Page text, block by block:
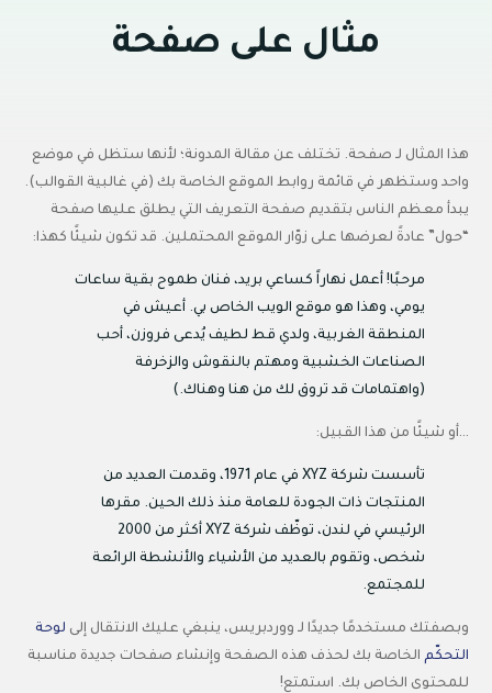
مثال على صفحة
هذا المثال لـ صفحة. تختلف عن مقالة المدونة؛ لأنها ستظل في موضع
واحد وستظهر في قائمة روابط الموقع الخاصة بك (في غالبية القوالب).
يبدأ معظم الناس بتقديم صفحة التعريف التي يطلق عليها صفحة
“حول” عادةً لعرضها على زوّار الموقع المحتملين. قد تكون شيئًا كهذا:
مرحبًا! أعمل نهاراً كساعي بريد، فنان طموح بقية ساعات
يومي، وهذا هو موقع الويب الخاص بي. أعيش في
المنطقة الغربية، ولدي قط لطيف يُدعى فروزن، أحب
الصناعات الخشبية ومهتم بالنقوش والزخرفة
(واهتمامات قد تروق لك من هنا وهناك.)
…أو شيئًا من هذا القبيل:
تأسست شركة XYZ في عام 1971، وقدمت العديد من
المنتجات ذات الجودة للعامة منذ ذلك الحين. مقرها
الرئيسي في لندن، توظّف شركة XYZ أكثر من 2000
شخص، وتقوم بالعديد من الأشياء والأنشطة الرائعة
للمجتمع.
وبصفتك مستخدمًا جديدًا لـ ووردبريس، ينبغي عليك الانتقال إلى لوحة
التحكّم الخاصة بك لحذف هذه الصفحة وإنشاء صفحات جديدة مناسبة
للمحتوى الخاص بك. استمتع!